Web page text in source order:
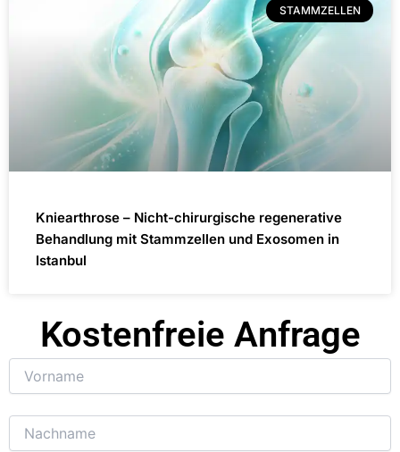
STAMMZELLEN
Kniearthrose – Nicht-chirurgische regenerative
Behandlung mit Stammzellen und Exosomen in
Istanbul
Kostenfreie Anfrage